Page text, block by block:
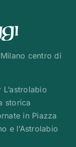
centro di
storica
in Piazza
e l’Astrolabio